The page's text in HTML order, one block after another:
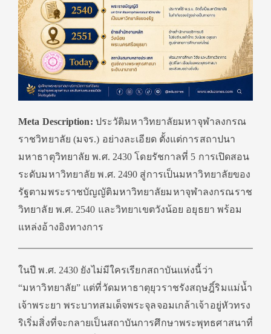
Meta Description: ประวัติมหาวิทยาลัยมหาจุฬาลงกรณ
ราชวิทยาลัย (มจร.) อย่างละเอียด ตั้งแต่การสถาปนา
มหาธาตุวิทยาลัย พ.ศ. 2430 โดยรัชกาลที่ 5 การเปิดสอน
ระดับมหาวิทยาลัย พ.ศ. 2490 สู่การเป็นมหาวิทยาลัยของ
รัฐตามพระราชบัญญัติมหาวิทยาลัยมหาจุฬาลงกรณราช
วิทยาลัย พ.ศ. 2540 และวิทยาเขตวังน้อย อยุธยา พร้อม
แหล่งอ้างอิงทางการ
ในปี พ.ศ. 2430 ยังไม่มีใครเรียกสถาบันแห่งนี้ว่า
“มหาวิทยาลัย” แต่ที่วัดมหาธาตุยุวราชรังสฤษฎิ์ริมแม่น้ำ
เจ้าพระยา พระบาทสมเด็จพระจุลจอมเกล้าเจ้าอยู่หัวทรง
ริเริ่มสิ่งที่จะกลายเป็นสถาบันการศึกษาพระพุทธศาสนาที่